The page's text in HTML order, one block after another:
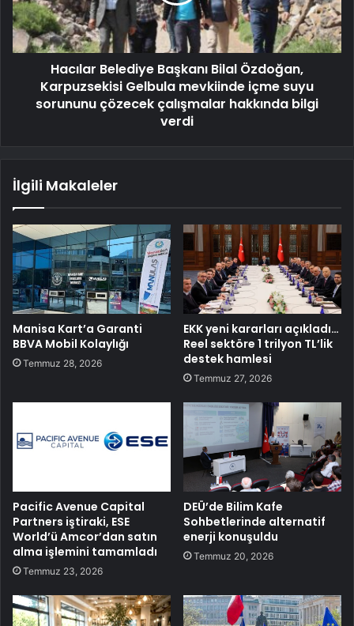
Hacılar Belediye Başkanı Bilal Özdoğan,
Karpuzsekisi Gelbula mevkiinde içme suyu
sorununu çözecek çalışmalar hakkında bilgi
verdi
İlgili Makaleler
Manisa Kart’a Garanti
BBVA Mobil Kolaylığı
Temmuz 28, 2026
EKK yeni kararları açıkladı…
Reel sektöre 1 trilyon TL’lik
destek hamlesi
Temmuz 27, 2026
Pacific Avenue Capital
Partners iştiraki, ESE
World’ü Amcor’dan satın
alma işlemini tamamladı
Temmuz 23, 2026
DEÜ’de Bilim Kafe
Sohbetlerinde alternatif
enerji konuşuldu
Temmuz 20, 2026